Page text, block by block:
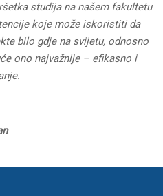
studija na našem fakultetu
koje može iskoristiti da
bilo gdje na svijetu, odnosno
ono najvažnije – efikasno i